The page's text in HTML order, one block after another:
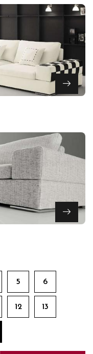
5 6
12 13